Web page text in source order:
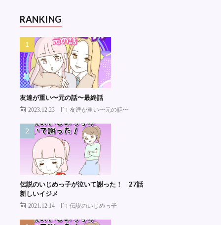
RANKING
友達が重い〜元の話〜最終話
2023.12.23 友達が重い〜元の話〜
伝説のいじめっ子が泣いて謝った！ 27話
新しいイジメ
2021.12.14 伝説のいじめっ子